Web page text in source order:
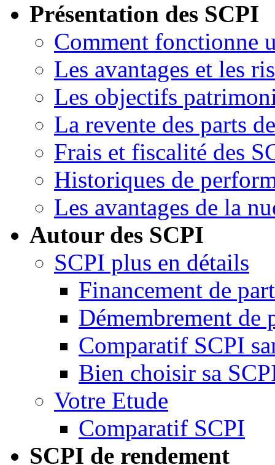
Présentation des SCPI
Comment fonctionne
Les avantages et les
Les objectifs
La revente des parts
Frais et fiscalité des
Historiques de
Les avantages de la
Autour des SCPI
SCPI plus en détails
Financement de
Démembrement de
Comparatif SCPI
Bien choisir sa
Votre Etude
Comparatif SCPI
SCPI de rendement